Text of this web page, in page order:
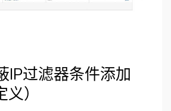
IP过滤器条件添加
）